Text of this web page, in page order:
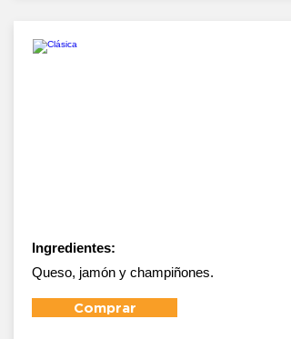
Ingredientes:
Queso, jamón y champiñones.
Comprar